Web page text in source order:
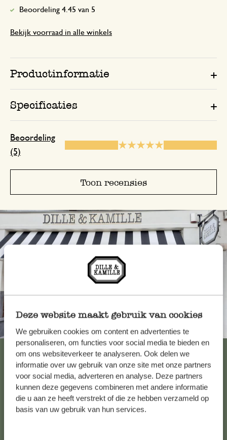
Deze website maakt gebruik van cookies
We gebruiken cookies om content en advertenties te
personaliseren, om functies voor social media te bieden en
om ons websiteverkeer te analyseren. Ook delen we
informatie over uw gebruik van onze site met onze partners
voor social media, adverteren en analyse. Deze partners
kunnen deze gegevens combineren met andere informatie
die u aan ze heeft verstrekt of die ze hebben verzameld op
basis van uw gebruik van hun services.
Beoordeling 4.45 van 5
Bekijk voorraad in alle winkels
Productinformatie
Specificaties
Beoordeling
(5)
Toon recensies
Altijd in de buurt
Bekijk alle 62 winkels
Klantenservice
Enkel een score, geen toelichting
Heel handige
Heel handige ,omdat ze stapelbaar zijn .